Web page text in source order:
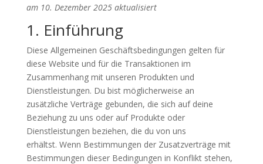
am 10. Dezember 2025 aktualisiert
1. Einführung
Diese Allgemeinen Geschäftsbedingungen gelten für
diese Website und für die Transaktionen im
Zusammenhang mit unseren Produkten und
Dienstleistungen. Du bist möglicherweise an
zusätzliche Verträge gebunden, die sich auf deine
Beziehung zu uns oder auf Produkte oder
Dienstleistungen beziehen, die du von uns
erhältst. Wenn Bestimmungen der Zusatzverträge mit
Bestimmungen dieser Bedingungen in Konflikt stehen,